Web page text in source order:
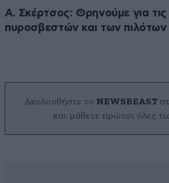
Α. Σκέρτσος: Θρηνούμε για
πυροσβεστών και των
Ακολουθήστε το NEWSBEAST
και μάθετε πρώτοι όλες